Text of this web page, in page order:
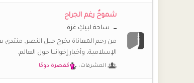
@محبة للجنان وعليكم السلام ورحمة الله
(أم *سارة*)
شموخٌ رغم الجراح
ساحة لبيكِ غزة
من رحم المعاناة يخرج جيل النصر، منتدى
الإسلامية، وأخبار إخواننا حول العالم.
المشرفات: مُقصرة دومًا